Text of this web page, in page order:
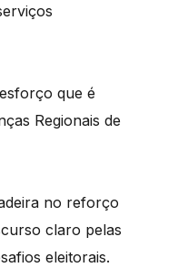
que é
Regionais de
no reforço
claro pelas
eleitorais.